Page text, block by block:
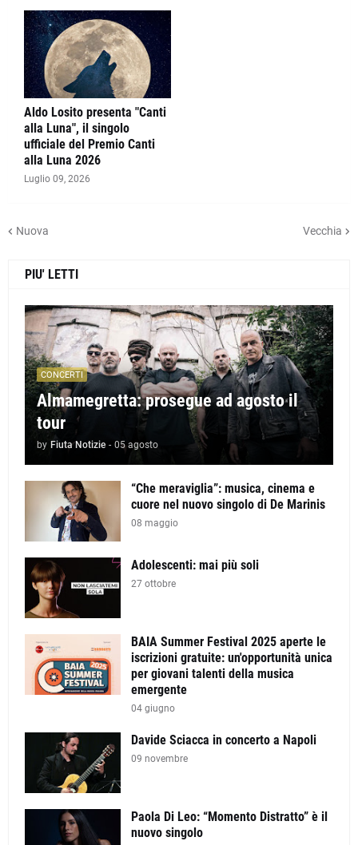
Aldo Losito presenta "Canti
alla Luna", il singolo
ufficiale del Premio Canti
alla Luna 2026
Luglio 09, 2026
Nuova Vecchia
PIU' LETTI
CONCERTI
Almamegretta: prosegue ad agosto il
tour
by Fiuta Notizie - 05 agosto
“Che meraviglia”: musica, cinema e
cuore nel nuovo singolo di De Marinis
08 maggio
Adolescenti: mai più soli
27 ottobre
BAIA Summer Festival 2025 aperte le
iscrizioni gratuite: un'opportunità unica
per giovani talenti della musica
emergente
04 giugno
Davide Sciacca in concerto a Napoli
09 novembre
Paola Di Leo: “Momento Distratto” è il
nuovo singolo